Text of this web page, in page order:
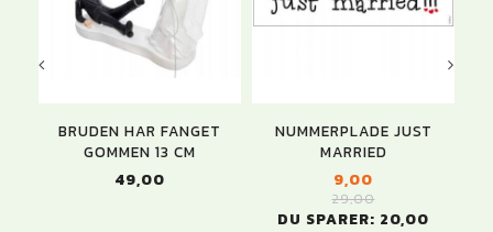
BRUDEN HAR FANGET
GOMMEN 13 CM
49,00
NUMMERPLADE JUST
MARRIED
9,00
29,00
DU SPARER: 20,00